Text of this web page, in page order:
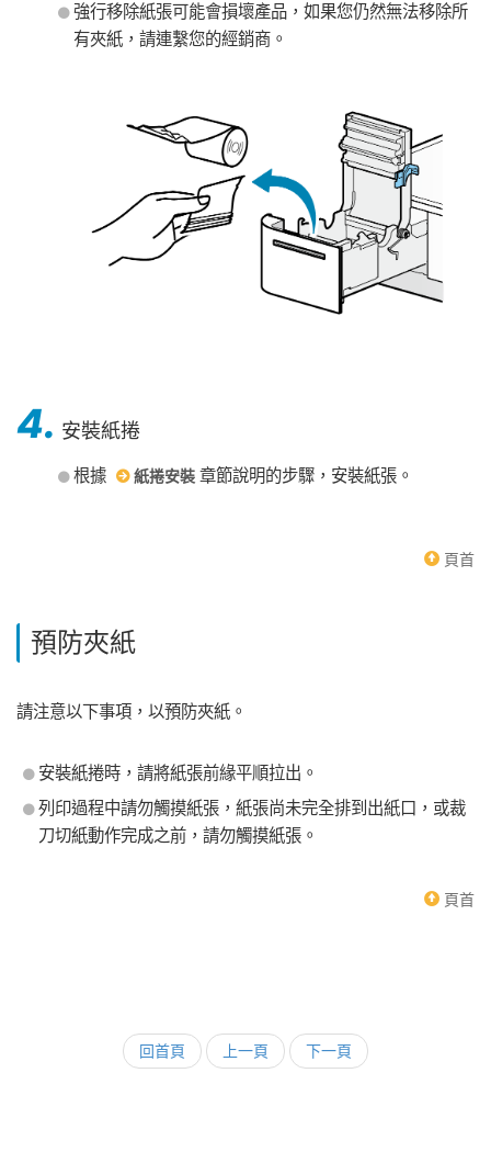
強行移除紙張可能會損壞產品，如果您仍然無法移除所
有夾紙，請連繫您的經銷商。
4. 安裝紙捲
根據 紙捲安裝章節說明的步驟，安裝紙張。
頁首
預防夾紙
請注意以下事項，以預防夾紙。
安裝紙捲時，請將紙張前緣平順拉出。
列印過程中請勿觸摸紙張，紙張尚未完全排到出紙口，或裁
刀切紙動作完成之前，請勿觸摸紙張。
頁首
回首頁 上一頁 下一頁